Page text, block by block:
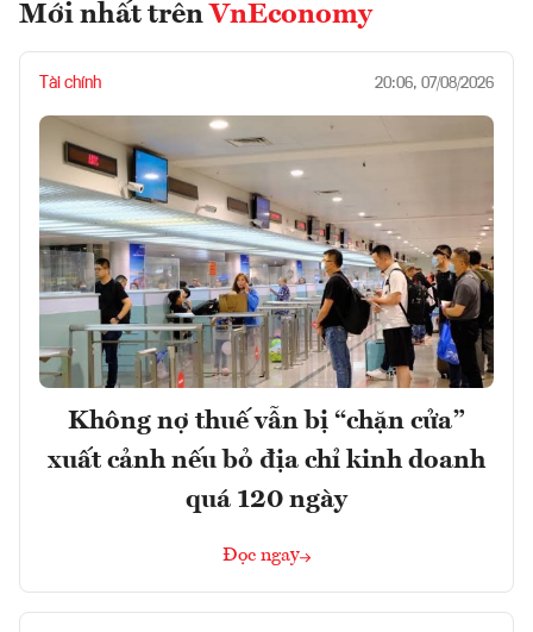
Mới nhất trên VnEconomy
Tài chính 20:06, 07/08/2026
Không nợ thuế vẫn bị “chặn cửa”
xuất cảnh nếu bỏ địa chỉ kinh doanh
quá 120 ngày
Đọc ngay